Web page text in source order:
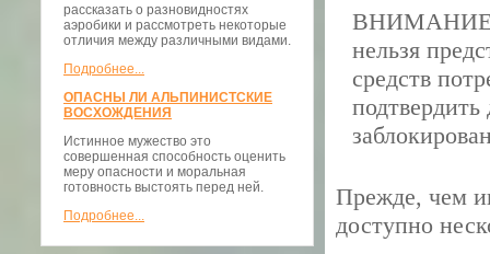
рассказать о разновидностях
аэробики и рассмотреть некоторые
отличия между различными видами.
Подробнее...
ОПАСНЫ ЛИ АЛЬПИНИСТСКИЕ
ВОСХОЖДЕНИЯ
Истинное мужество это
совершенная способность оценить
меру опасности и моральная
готовность выстоять перед ней.
Подробнее...
ВНИМАНИЕ!
нельзя
средств
Прежде, чем
доступно